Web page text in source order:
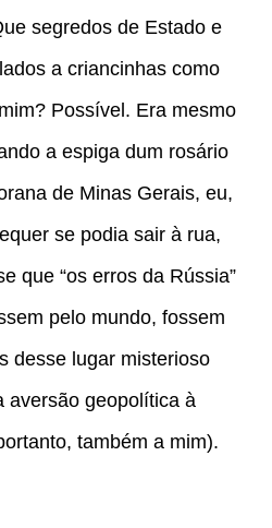
segredos de Estado e
a criancinhas como
Possível. Era mesmo
a espiga dum rosário
de Minas Gerais, eu,
se podia sair à rua,
que “os erros da Rússia”
pelo mundo, fossem
desse lugar misterioso
aversão geopolítica à
também a mim).